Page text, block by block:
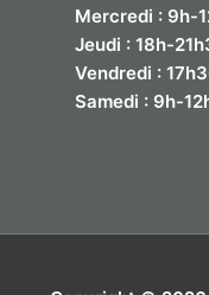
Mercredi : 9h-
Jeudi : 18h-
Vendredi :
Samedi : 9h-